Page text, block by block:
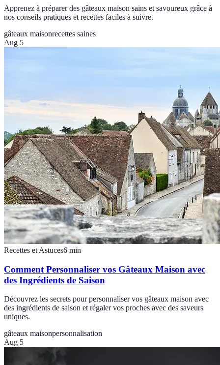
Apprenez à préparer des gâteaux maison sains et savoureux grâce à
nos conseils pratiques et recettes faciles à suivre.
gâteaux maisonrecettes saines
Aug 5
Recettes et Astuces6 min
Comment Personnaliser vos Gâteaux Maison avec
des Ingrédients de Saison
Découvrez les secrets pour personnaliser vos gâteaux maison avec
des ingrédients de saison et régaler vos proches avec des saveurs
uniques.
gâteaux maisonpersonnalisation
Aug 5